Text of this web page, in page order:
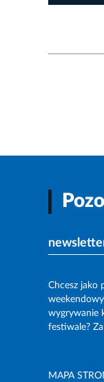
Chcesz jako
wygrywanie
festiwale?
MAPA